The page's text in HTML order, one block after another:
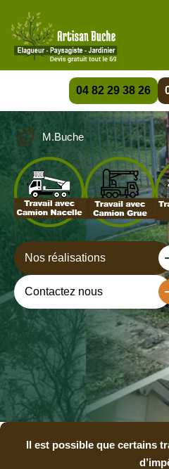
04 82 29 38 26
M.Buche
Nos réalisations
Contactez nous
Il est possible que certains